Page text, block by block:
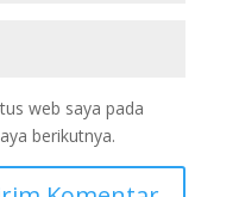
web saya pada
berikutnya.